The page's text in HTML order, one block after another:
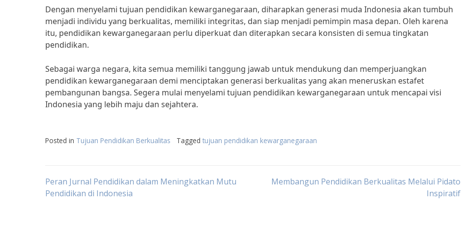
Dengan menyelami tujuan pendidikan kewarganegaraan, diharapkan generasi muda Indonesia akan tumbuh
menjadi individu yang berkualitas, memiliki integritas, dan siap menjadi pemimpin masa depan. Oleh karena
itu, pendidikan kewarganegaraan perlu diperkuat dan diterapkan secara konsisten di semua tingkatan
pendidikan.
Sebagai warga negara, kita semua memiliki tanggung jawab untuk mendukung dan memperjuangkan
pendidikan kewarganegaraan demi menciptakan generasi berkualitas yang akan meneruskan estafet
pembangunan bangsa. Segera mulai menyelami tujuan pendidikan kewarganegaraan untuk mencapai visi
Indonesia yang lebih maju dan sejahtera.
Posted in Tujuan Pendidikan Berkualitas Tagged tujuan pendidikan kewarganegaraan
Post
Peran Jurnal Pendidikan dalam Meningkatkan Mutu
Pendidikan di Indonesia
Membangun Pendidikan Berkualitas Melalui Pidato
Inspiratif